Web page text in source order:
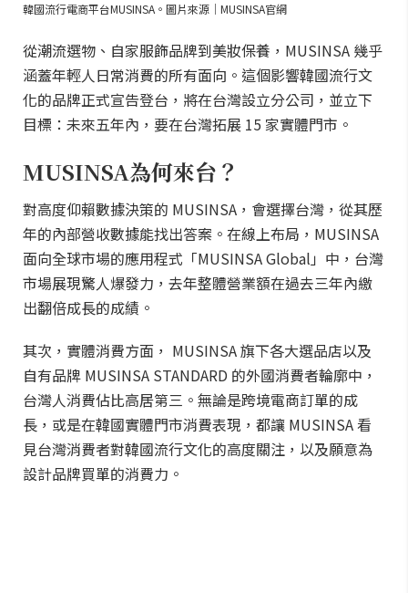
韓國流行電商平台MUSINSA。圖片來源｜MUSINSA官網
從潮流選物、自家服飾品牌到美妝保養，MUSINSA 幾乎
涵蓋年輕人日常消費的所有面向。這個影響韓國流行文
化的品牌正式宣告登台，將在台灣設立分公司，並立下
目標：未來五年內，要在台灣拓展 15 家實體門市。
MUSINSA為何來台？
對高度仰賴數據決策的 MUSINSA，會選擇台灣，從其歷
年的內部營收數據能找出答案。在線上布局，MUSINSA
面向全球市場的應用程式「MUSINSA Global」中，台灣
市場展現驚人爆發力，去年整體營業額在過去三年內繳
出翻倍成長的成績。
其次，實體消費方面， MUSINSA 旗下各大選品店以及
自有品牌 MUSINSA STANDARD 的外國消費者輪廓中，
台灣人消費佔比高居第三。無論是跨境電商訂單的成
長，或是在韓國實體門市消費表現，都讓 MUSINSA 看
見台灣消費者對韓國流行文化的高度關注，以及願意為
設計品牌買單的消費力。